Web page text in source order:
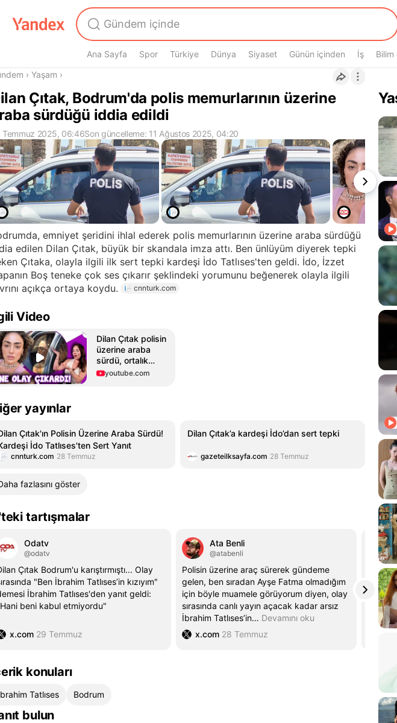
Ana Sayfa Spor Türkiye Dünya Siyaset Günün içinden İş Bilim
› Yaşam ›
Çıtak, Bodrum'da polis memurlarının üzerine
sürdüğü iddia edildi
Temmuz 2025, 06:46Son güncelleme: 11 Ağustos 2025, 04:20
emniyet şeridini ihlal ederek polis memurlarının üzerine araba sürdüğü
edilen Dilan Çıtak, büyük bir skandala imza attı. Ben ünlüyüm diyerek tepki
Çıtaka, olayla ilgili ilk sert tepki kardeşi İdo Tatlıses'ten geldi. İdo, İzzet
Boş teneke çok ses çıkarır şeklindeki yorumunu beğenerek olayla ilgili
açıkça ortaya koydu.
cnnturk.com
Video
Dilan Çıtak polisin
üzerine araba
sürdü, ortalık
karıştı! İdo
youtube.com
yayınlar
Çıtak'ın Polisin Üzerine Araba Sürdü!
İdo Tatlıses'ten Sert Yanıt
cnnturk.com 28 Temmuz
Dilan Çıtak’a kardeşi İdo’dan sert tepki
gazeteilksayfa.com 28 Temmuz
fazlasını göster
tartışmalar
Odatv
@odatv
Çıtak Bodrum'u karıştırmıştı... Olay
"Ben İbrahim Tatlıses’in kızıyım"
İbrahim Tatlıses'den yanıt geldi:
beni kabul etmiyordu"
x.com 29 Temmuz
Ata Benli
@atabenli
Polisin üzerine araç sürerek gündeme
gelen, ben sıradan Ayşe Fatma olmadığım
için böyle muamele görüyorum diyen, olay
sırasında canlı yayın açacak kadar arsız
İbrahim Tatlıses’in… Devamını oku
x.com 28 Temmuz
Ünlü
konuları
Tatlıses Bodrum
bulun